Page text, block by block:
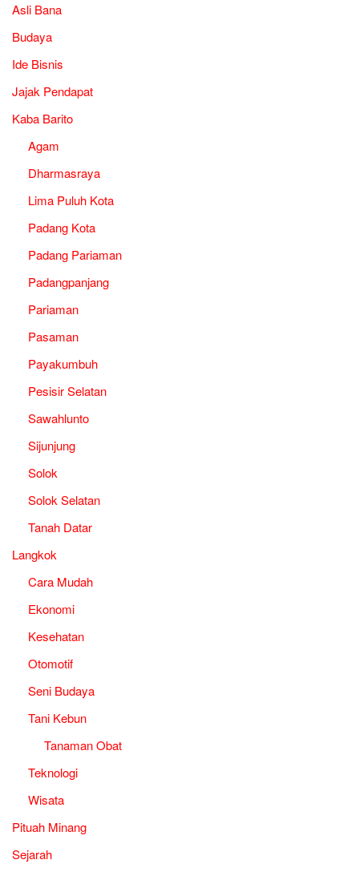
Asli Bana
Budaya
Ide Bisnis
Jajak Pendapat
Kaba Barito
Agam
Dharmasraya
Lima Puluh Kota
Padang Kota
Padang Pariaman
Padangpanjang
Pariaman
Pasaman
Payakumbuh
Pesisir Selatan
Sawahlunto
Sijunjung
Solok
Solok Selatan
Tanah Datar
Langkok
Cara Mudah
Ekonomi
Kesehatan
Otomotif
Seni Budaya
Tani Kebun
Tanaman Obat
Teknologi
Wisata
Pituah Minang
Sejarah